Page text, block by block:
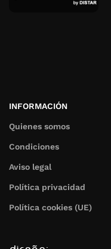
INFORMACIÓN
Quienes somos
Condiciones
Aviso legal
Política privacidad
Política cookies (UE)